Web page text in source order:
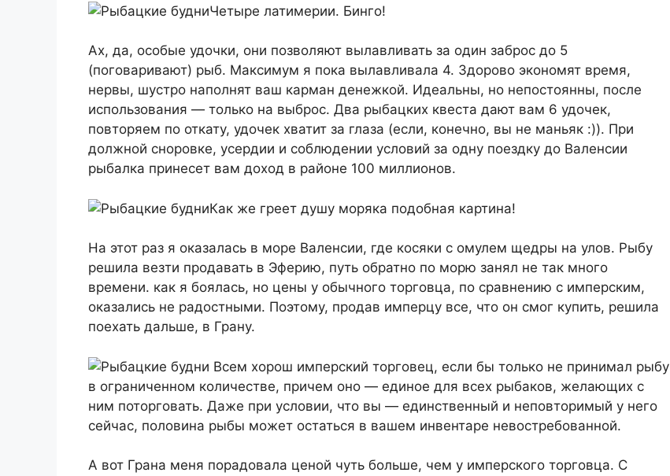
Четыре латимерии. Бинго!
Ах, да, особые удочки, они позволяют вылавливать за один заброс до 5
(поговаривают) рыб. Максимум я пока вылавливала 4. Здорово экономят время,
нервы, шустро наполнят ваш карман денежкой. Идеальны, но непостоянны, после
использования — только на выброс. Два рыбацких квеста дают вам 6 удочек,
повторяем по откату, удочек хватит за глаза (если, конечно, вы не маньяк :)). При
должной сноровке, усердии и соблюдении условий за одну поездку до Валенсии
рыбалка принесет вам доход в районе 100 миллионов.
Как же греет душу моряка подобная картина!
На этот раз я оказалась в море Валенсии, где косяки с омулем щедры на улов. Рыбу
решила везти продавать в Эферию, путь обратно по морю занял не так много
времени. как я боялась, но цены у обычного торговца, по сравнению с имперским,
оказались не радостными. Поэтому, продав имперцу все, что он смог купить, решила
поехать дальше, в Грану.
Всем хорош имперский торговец, если бы только не принимал рыбу
в ограниченном количестве, причем оно — единое для всех рыбаков, желающих с
ним поторговать. Даже при условии, что вы — единственный и неповторимый у него
сейчас, половина рыбы может остаться в вашем инвентаре невостребованной.
А вот Грана меня порадовала ценой чуть больше, чем у имперского торговца. С